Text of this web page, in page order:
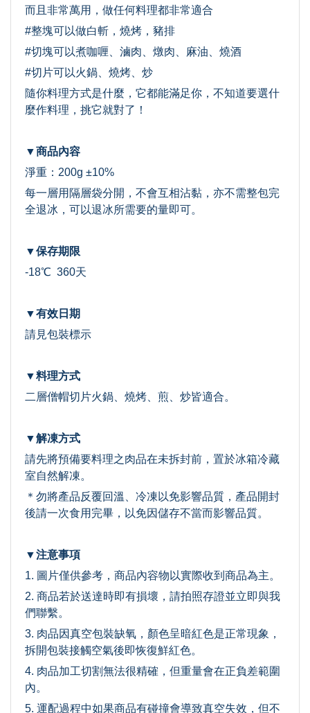
而且非常萬用，做任何料理都非常適合
#整塊可以做白斬，燒烤，豬排
#切塊可以煮咖喱、滷肉、燉肉、麻油、燒酒
#切片可以火鍋、燒烤、炒
隨你料理方式是什麼，它都能滿足你，不知道要選什
麼作料理，挑它就對了！
▼商品內容
淨重：200g ±10%
每一層用隔層袋分開，不會互相沾黏，亦不需整包完
全退冰，可以退冰所需要的量即可。
▼保存期限
-18℃ 360天
▼有效日期
請見包裝標示
▼料理方式
二層僧帽切片火鍋 、燒烤、煎、炒皆適合。
▼解凍方式
請先將預備要料理之肉品在未拆封前，置於冰箱冷藏
室自然解凍。
＊勿將產品反覆回溫、冷凍以免影響品質，產品開封
後請一次食用完畢，以免因儲存不當而影響品質。
▼注意事項
1. 圖片僅供參考，商品內容物以實際收到商品為主。
2. 商品若於送達時即有損壞，請拍照存證並立即與我
們聯繫。
3. 肉品因真空包裝缺氧，顏色呈暗紅色是正常現象，
拆開包裝接觸空氣後即恢復鮮紅色。
4. 肉品加工切割無法很精確，但重量會在正負差範圍
內。
5. 運配過程中如果商品有碰撞會導致真空失效，但不